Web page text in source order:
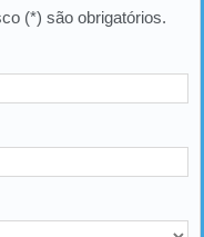
(*) são obrigatórios.